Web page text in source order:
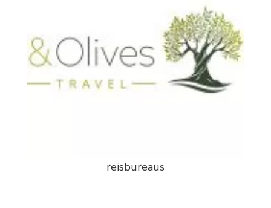
reisbureaus